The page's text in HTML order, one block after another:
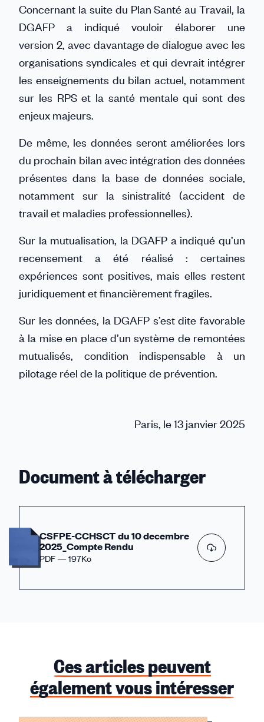
Concernant la suite du Plan Santé au Travail, la
DGAFP a indiqué vouloir élaborer une
version 2, avec davantage de dialogue avec les
organisations syndicales et qui devrait intégrer
les enseignements du bilan actuel, notamment
sur les RPS et la santé mentale qui sont des
enjeux majeurs.
De même, les données seront améliorées lors
du prochain bilan avec intégration des données
présentes dans la base de données sociale,
notamment sur la sinistralité (accident de
travail et maladies professionnelles).
Sur la mutualisation, la DGAFP a indiqué qu’un
recensement a été réalisé : certaines
expériences sont positives, mais elles restent
juridiquement et financièrement fragiles.
Sur les données, la DGAFP s’est dite favorable
à la mise en place d’un système de remontées
mutualisés, condition indispensable à un
pilotage réel de la politique de prévention.
Paris, le 13 janvier 2025
Document à télécharger
CSFPE-CCHSCT du 10 decembre
2025_Compte Rendu
PDF — 197Ko
Ces articles peuvent
également vous intéresser